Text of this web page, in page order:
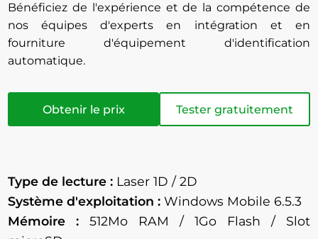
Bénéficiez de l'expérience et de la compétence de
nos équipes d'experts en intégration et en
fourniture d'équipement d'identification
automatique.
Obtenir le prix Tester gratuitement
Type de lecture : Laser 1D / 2D
Système d'exploitation : Windows Mobile 6.5.3
Mémoire : 512Mo RAM / 1Go Flash / Slot